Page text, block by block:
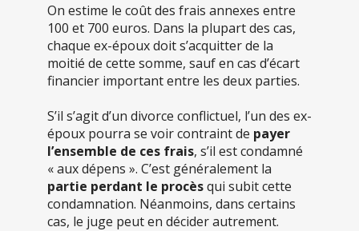
On estime le coût des frais annexes entre
100 et 700 euros. Dans la plupart des cas,
chaque ex-époux doit s’acquitter de la
moitié de cette somme, sauf en cas d’écart
financier important entre les deux parties.
S’il s’agit d’un divorce conflictuel, l’un des ex-
époux pourra se voir contraint de payer
l’ensemble de ces frais, s’il est condamné
« aux dépens ». C’est généralement la
partie perdant le procèsqui subit cette
condamnation. Néanmoins, dans certains
cas, le juge peut en décider autrement.